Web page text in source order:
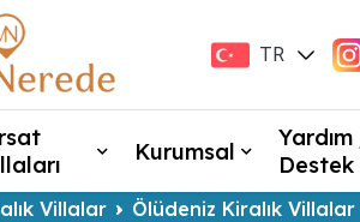
TR
EN
Kurumsal
Destek
Villalar Ölüdeniz Kiralık Villalar